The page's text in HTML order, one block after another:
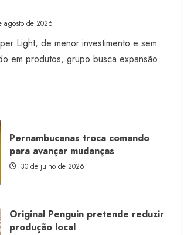
agosto de 2026
Light, de menor investimento e sem
em produtos, grupo busca expansão
Pernambucanas troca comando
para avançar mudanças
30 de julho de 2026
Original Penguin pretende reduzir
produção local